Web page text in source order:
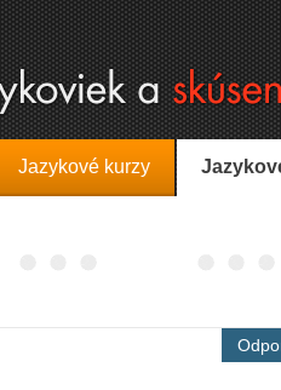
Jazykové kurzy